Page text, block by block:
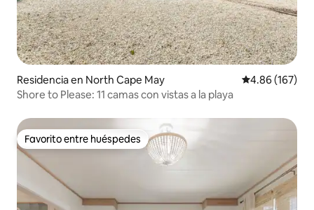
Residencia en North Cape May Calificación
4.86 (167)
Shore to Please: 11 camas con vistas a la playa
Favorito entre huéspedes
Favorito entre huéspedes